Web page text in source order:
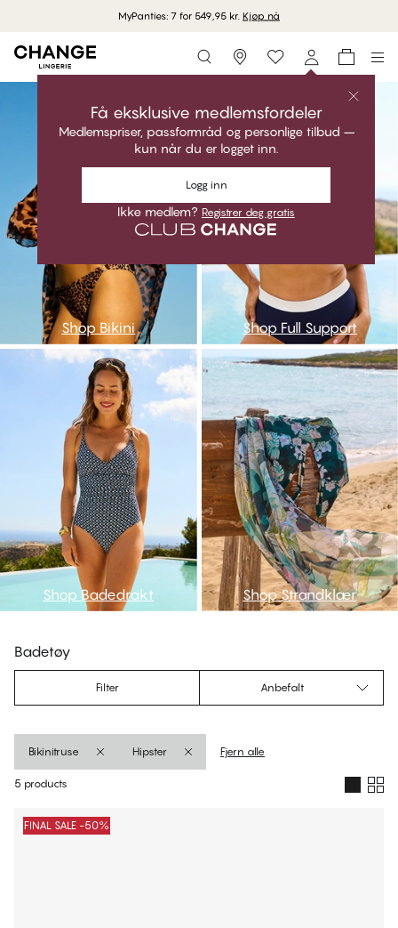
MyPanties: 7 for 549,95 kr. Kjøp nå
Storefinder
Få eksklusive medlemsfordeler
Medlemspriser, passformråd og personlige tilbud –
kun når du er logget inn.
Logg inn
Ikke medlem? Registrer deg gratis
Shop Bikini Shop Full Support
Shop Badedrakt
npc
Shop Strandklær
Badetøy
Filter Anbefalt
Bikinitruse Hipster Fjern alle
5 products
Produkter
FINAL SALE -50%